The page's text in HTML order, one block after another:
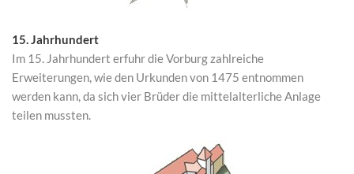
15. Jahrhundert
Im 15. Jahrhundert erfuhr die Vorburg zahlreiche
Erweiterungen, wie den Urkunden von 1475 entnommen
werden kann, da sich vier Brüder die mittelalterliche Anlage
teilen mussten.